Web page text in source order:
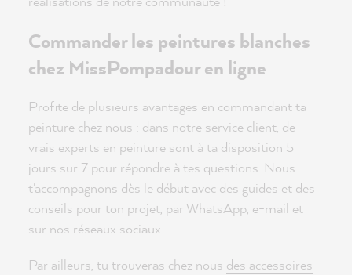
Commander les peintures blanches
chez MissPompadour en ligne
Profite de plusieurs avantages en commandant ta
peinture chez nous : dans notre service client, de
vrais experts en peinture sont à ta disposition 5
jours sur 7 pour répondre à tes questions. Nous
t'accompagnons dès le début avec des guides et des
conseils pour ton projet, par WhatsApp, e-mail et
sur nos réseaux sociaux.
Par ailleurs, tu trouveras chez nous des accessoires